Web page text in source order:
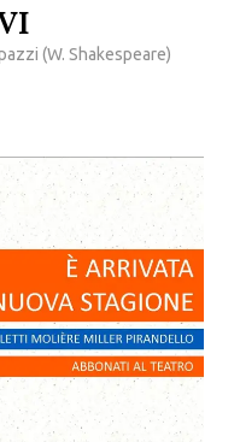
(W. Shakespeare)